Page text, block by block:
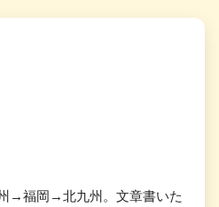
→福岡→北九州。文章書いた